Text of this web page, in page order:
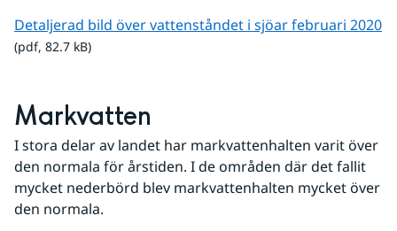
Detaljerad bild över vattenståndet i sjöar februari 2020
(pdf, 82.7 kB)
Markvatten
I stora delar av landet har markvattenhalten varit över
den normala för årstiden. I de områden där det fallit
mycket nederbörd blev markvattenhalten mycket över
den normala.